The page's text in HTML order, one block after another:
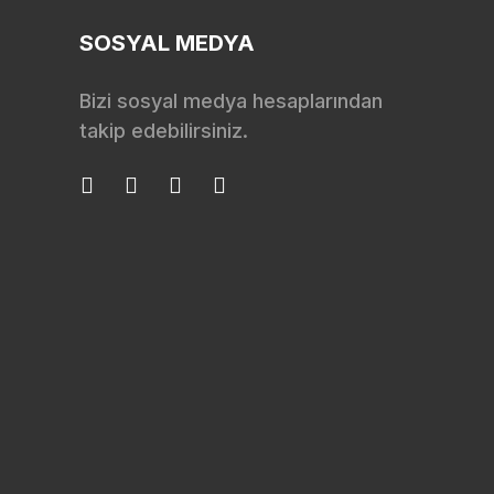
SOSYAL MEDYA
Bizi sosyal medya hesaplarından
takip edebilirsiniz.